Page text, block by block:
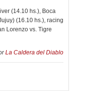
(14.10 hs.), Boca
(16.10 hs.), racing
Lorenzo vs. Tigre
La Caldera del Diablo